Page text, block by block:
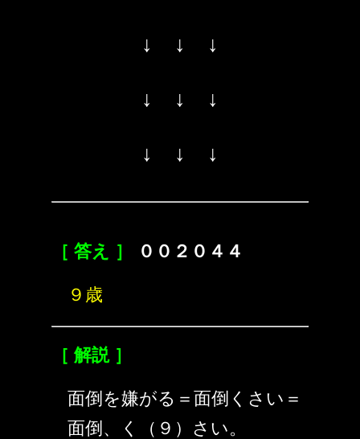
↓ ↓ ↓
↓ ↓ ↓
↓ ↓ ↓
［ 答え ］ ００２０４４
９歳
［ 解説 ］
面倒を嫌がる＝面倒くさい＝
面倒、く（９）さい。